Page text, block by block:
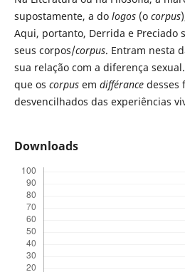
supostamente, a do logos(o corpus
Aqui, portanto, Derrida e Preciado
seus corpos/corpus. Entram nesta
sua relação com a diferença
que os corpusem différancedesses
desvencilhados das experiências
Downloads